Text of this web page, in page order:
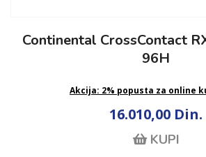
Continental CrossContact
96H
Akcija: 2% popusta za online
16.010,00 Din.
KUPI